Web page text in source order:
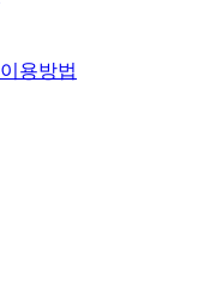
용방법